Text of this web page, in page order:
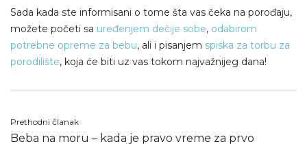
Sada kada ste informisani o tome šta vas čeka na porođaju,
možete početi sa uređenjem dečije sobe, odabirom
potrebne opreme za bebu, ali i pisanjem spiska za torbu za
porodilište, koja će biti uz vas tokom najvažnijeg dana!
Kretanje
Prethodni članak
Beba na moru – kada je pravo vreme za prvo